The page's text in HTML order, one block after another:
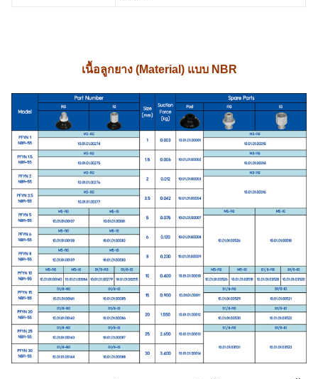
เนื้อลูกยาง (Material) แบบ NBR